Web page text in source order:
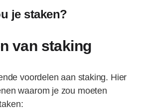
je staken?
van staking
voordelen aan staking. Hier
waarom je zou moeten